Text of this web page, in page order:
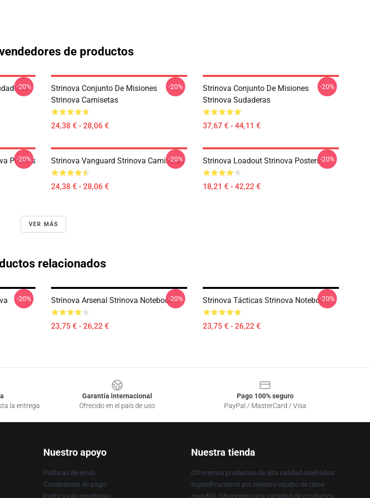
de productos
-20%
Strinova Conjunto De Misiones
Strinova Camisetas
24,38 € - 28,06 €
-20%
Strinova Conjunto De Misiones
Strinova Sudaderas
37,67 € - 44,11 €
-20%
Posters
-20% Strinova Vanguard Strinova Camisetas
24,38 € - 28,06 €
-20% Strinova Loadout Strinova Posters
18,21 € - 42,22 €
-20%
VER MÁS
relacionados
-20% Strinova Arsenal Strinova Notebook
23,75 € - 26,22 €
-20% Strinova Tácticas Strinova Notebook
23,75 € - 26,22 €
-20%
la entrega
Garantía internacional
Ofrecido en el país de uso
Pago 100% seguro
PayPal / MasterCard / Visa
Nuestro apoyo
Políticas de envío
Condiciones de pago
Políticas de reembolso
Nuestra tienda
Ofrecemos productos de alta calidad diseñados
específicamente por nuestro equipo de clase
mundial. Ofrecemos una variedad de productos